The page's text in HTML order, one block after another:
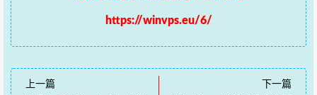
https://winvps.eu/6/
上一篇
下一篇